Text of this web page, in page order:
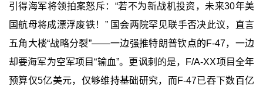
引得海军将领拍案怒斥：“若不为新战机投资，未来30年美
国航母将成漂浮废铁！” 国会两院罕见联手否决此议，直言
五角大楼“战略分裂”——一边强推特朗普钦点的F-47，一边
却要海军为空军项目“输血”。更讽刺的是，F/A-XX项目全年
预算仅5亿美元，仅够维持基础研究，而F-47已吞下数百亿